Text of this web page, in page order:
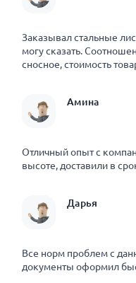
Заказывал стальные
могу сказать.
сносное, стоимость
Амина
Отличный опыт с
высоте, доставили в
Дарья
Все норм проблем с
документы оформил